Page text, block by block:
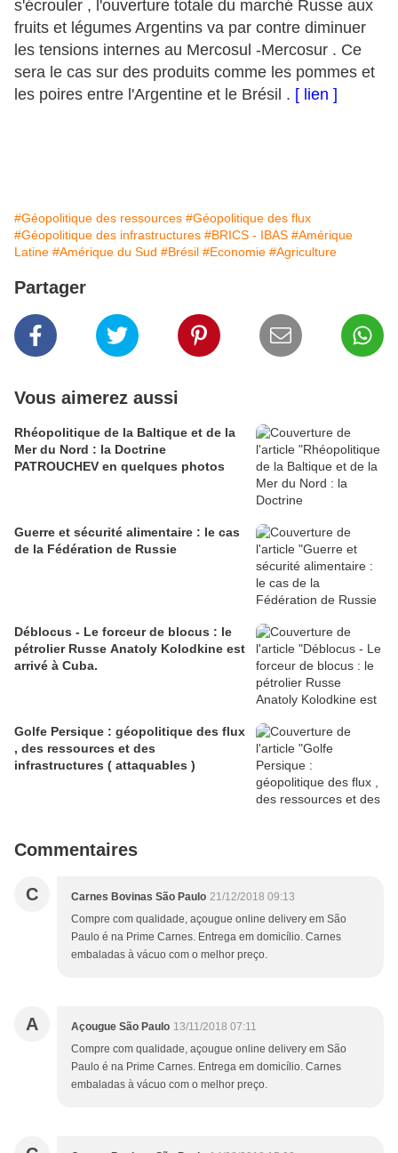
s'écrouler , l'ouverture totale du marché Russe aux
fruits et légumes Argentins va par contre diminuer
les tensions internes au Mercosul -Mercosur . Ce
sera le cas sur des produits comme les pommes et
les poires entre l'Argentine et le Brésil . [ lien ]
#Géopolitique des ressources #Géopolitique des flux
#Géopolitique des infrastructures #BRICS - IBAS #Amérique
Latine #Amérique du Sud #Brésil #Economie #Agriculture
Partager
Vous aimerez aussi
Rhéopolitique de la Baltique et de la
Mer du Nord : la Doctrine
PATROUCHEV en quelques photos
Guerre et sécurité alimentaire : le cas
de la Fédération de Russie
Déblocus - Le forceur de blocus : le
pétrolier Russe Anatoly Kolodkine est
arrivé à Cuba.
Golfe Persique : géopolitique des flux
, des ressources et des
infrastructures ( attaquables )
Commentaires
C Carnes Bovinas São Paulo 21/12/2018 09:13
Compre com qualidade, açougue online delivery em São
Paulo é na Prime Carnes. Entrega em domicílio. Carnes
embaladas à vácuo com o melhor preço.
A Açougue São Paulo 13/11/2018 07:11
Compre com qualidade, açougue online delivery em São
Paulo é na Prime Carnes. Entrega em domicílio. Carnes
embaladas à vácuo com o melhor preço.